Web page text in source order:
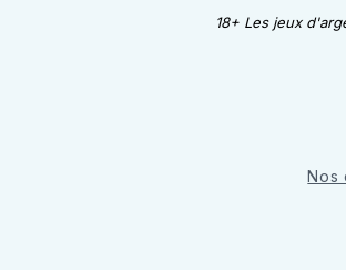
18+ Les jeux
Nos